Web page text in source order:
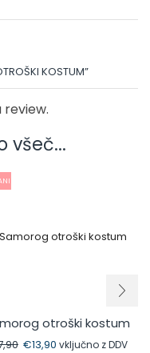
KOSTUM”
všeč...
otroški kostum
€13,90 vključno z DDV